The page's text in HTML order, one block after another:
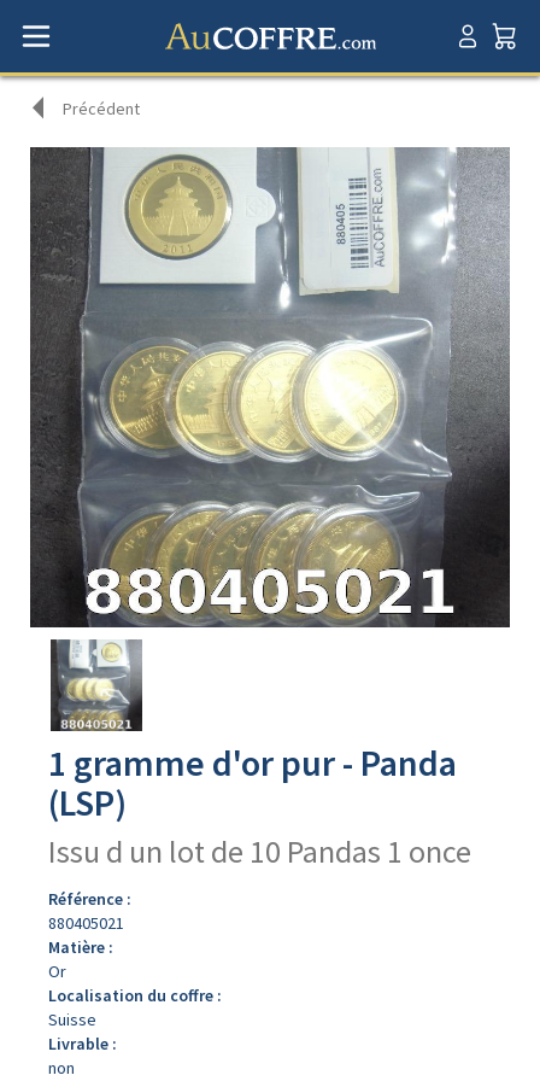
Précédent
Avers
produit
1 gramme d'or pur - Panda
(LSP)
Issu d un lot de 10 Pandas 1 once
Référence :
880405021
Matière :
Or
Localisation du coffre :
Suisse
Livrable :
non